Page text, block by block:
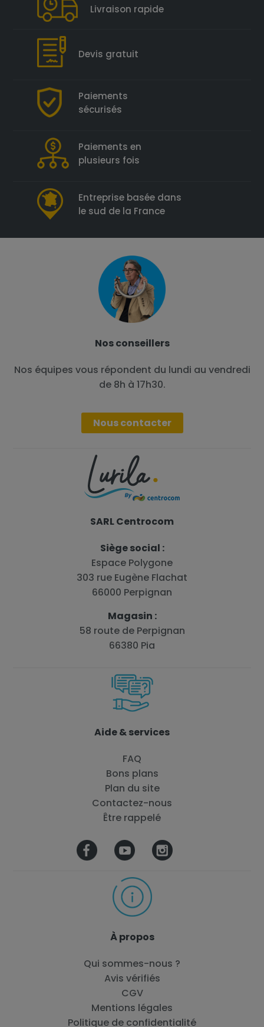
Livraison rapide
Devis gratuit
Paiements
sécurisés
Paiements en
plusieurs fois
Entreprise basée dans
le sud de la France
Nos conseillers
Nos équipes vous répondent du lundi au vendredi
de 8h à 17h30.
Nous contacter
SARL Centrocom
Siège social :
Espace Polygone
303 rue Eugène Flachat
66000 Perpignan
Magasin :
58 route de Perpignan
66380 Pia
Aide & services
FAQ
Bons plans
Plan du site
Contactez-nous
Être rappelé
À propos
Qui sommes-nous ?
Avis vérifiés
CGV
Mentions légales
Politique de confidentialité